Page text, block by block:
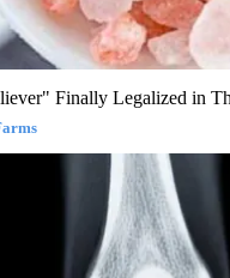
Finally Legalized in